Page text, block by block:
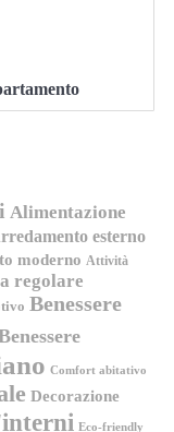
Alimentazione
esterno
moderno Attività
regolare
Benessere
Comfort abitativo
Decorazione
Eco-friendly